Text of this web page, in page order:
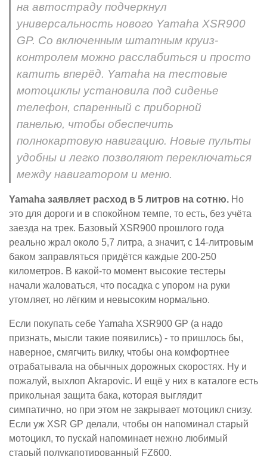
на автостраду подчеркнул
универсальность нового Yamaha XSR900
GP. Со включенным штатным круиз-
контролем можно расслабиться и просто
катить вперёд. Yamaha на тестовые
мотоциклы установила под сиденье
телефон, спаренный с приборной
панелью, чтобы обеспечить
полнокартовую навигацию. Новые пульты
удобны и легко позволяют переключаться
между навигатором и меню.
Yamaha заявляет расход в 5 литров на сотню. Но
это для дороги и в спокойном темпе, то есть, без учёта
заезда на трек. Базовый XSR900 прошлого года
реально жрал около 5,7 литра, а значит, с 14-литровым
баком заправляться придётся каждые 200-250
километров. В какой-то момент высокие тестеры
начали жаловаться, что посадка с упором на руки
утомляет, но лёгким и невысоким нормально.
Если покупать себе Yamaha XSR900 GP (а надо
признать, мысли такие появились) - то пришлось бы,
наверное, смягчить вилку, чтобы она комфортнее
отрабатывала на обычных дорожных скоростях. Ну и
пожалуй, выхлоп Akrapovic. И ещё у них в каталоге есть
прикольная защита бака, которая выглядит
симпатично, но при этом не закрывает мотоцикл снизу.
Если уж XSR GP делали, чтобы он напоминал старый
мотоцикл, то пускай напоминает нежно любимый
старый полукапотированный FZ600.